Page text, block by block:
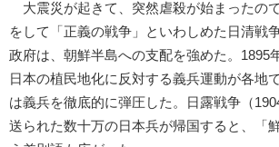
大震災が起きて、突然虐殺が始まったの
をして「正義の戦争」といわしめた日清戦
政府は、朝鮮半島への支配を強めた。1895
日本の植民地化に反対する義兵運動が各地
は義兵を徹底的に弾圧した。日露戦争（
送られた数十万の日本兵が帰国すると、「